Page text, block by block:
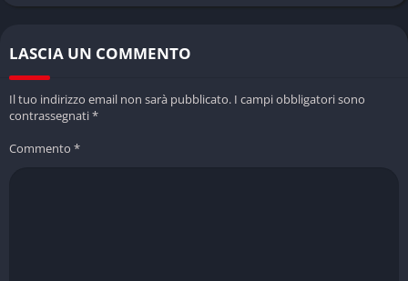
LASCIA UN COMMENTO
Il tuo indirizzo email non sarà pubblicato. I campi obbligatori sono
contrassegnati*
Commento *